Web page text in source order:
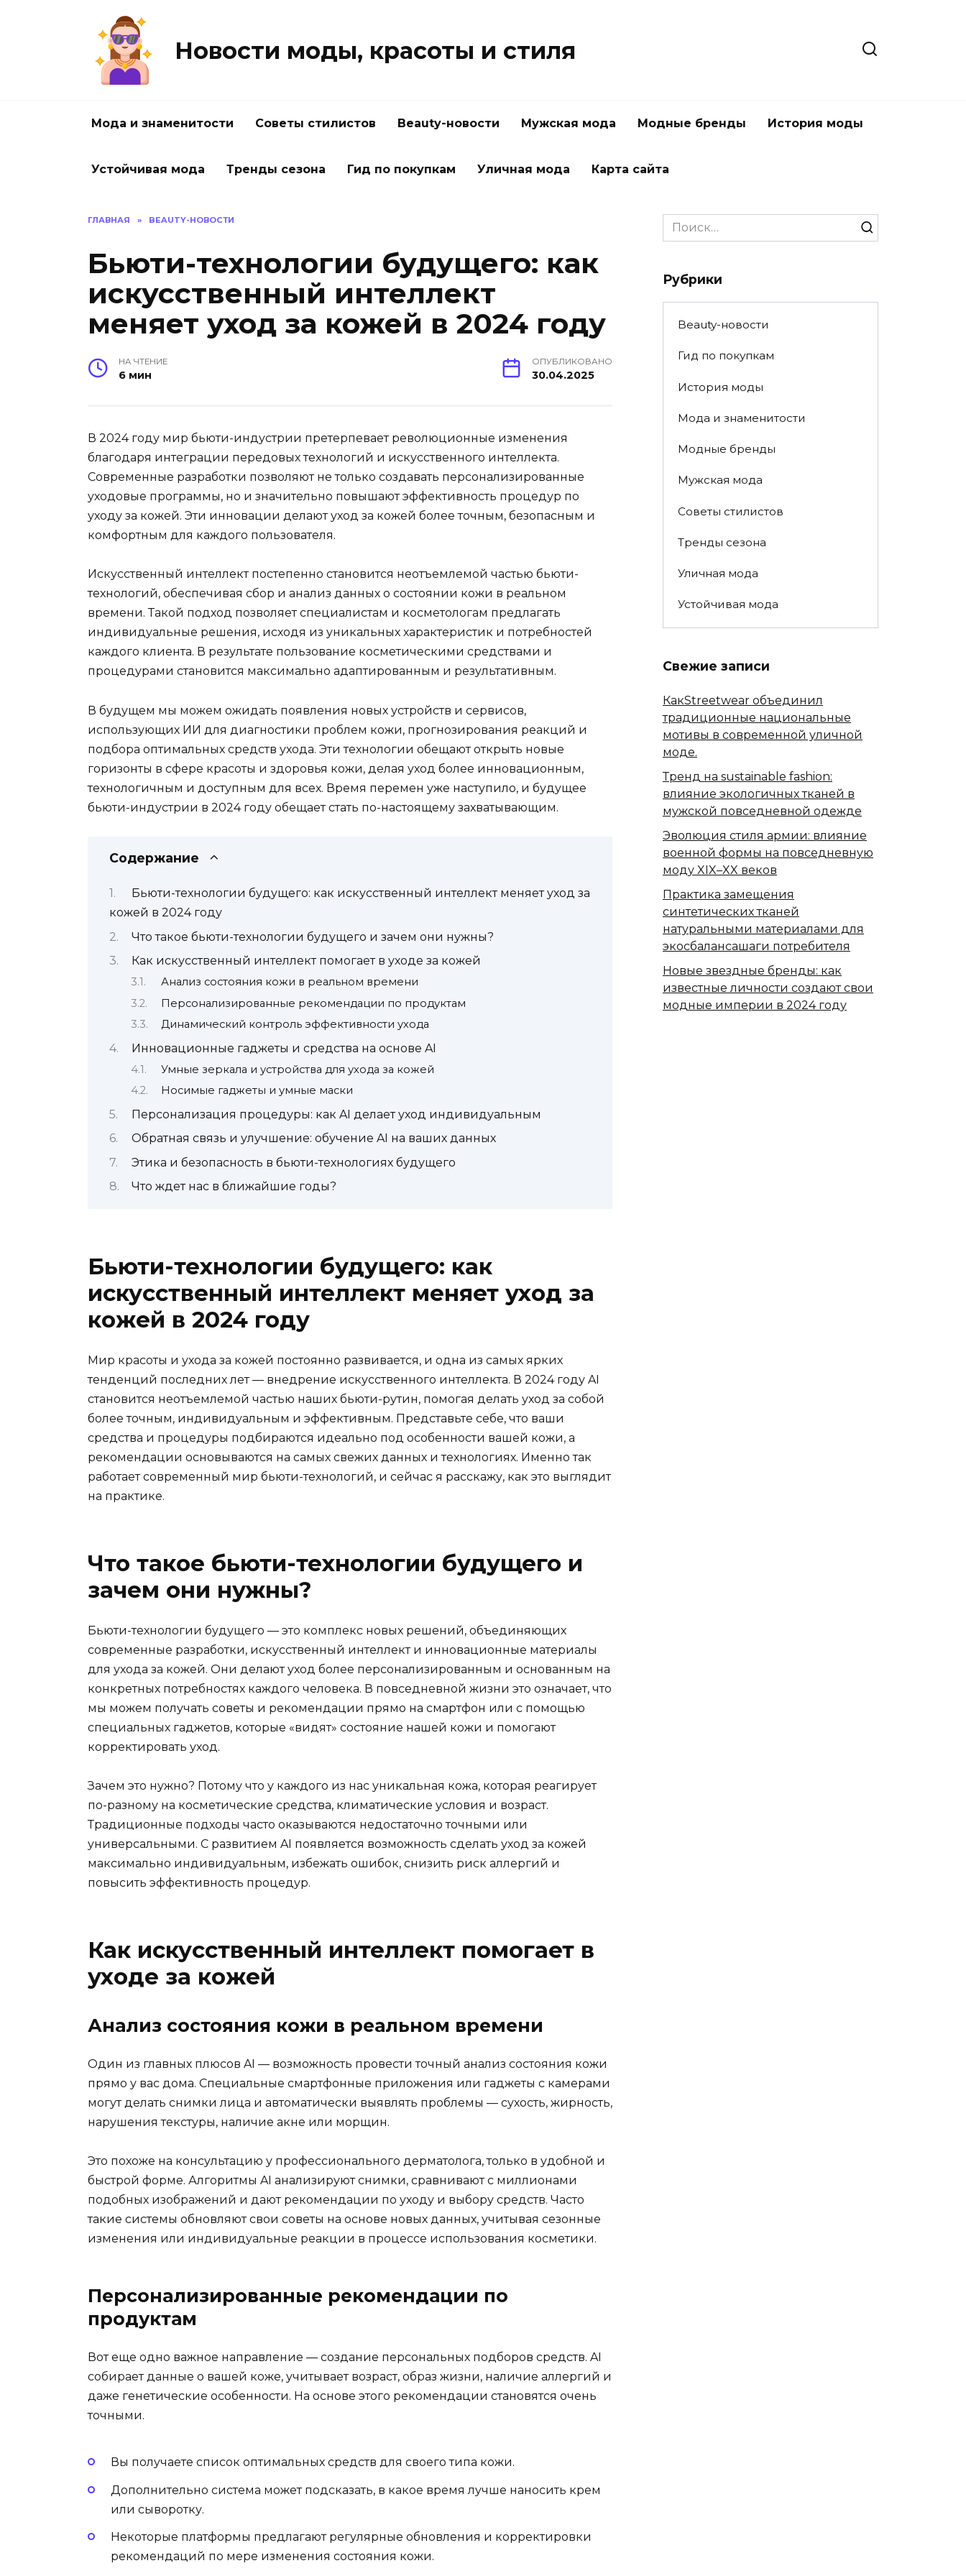
Новости моды, красоты и стиля
Мода и знаменитости Советы стилистов Beauty-новости Мужская мода Модные бренды История моды
Устойчивая мода Тренды сезона Гид по покупкам Уличная мода Карта сайта
ГЛАВНАЯ » BEAUTY-НОВОСТИ
Бьюти-технологии будущего: как
искусственный интеллект
меняет уход за кожей в 2024 году
НА ЧТЕНИЕ
6 мин
ОПУБЛИКОВАНО
30.04.2025
В 2024 году мир бьюти-индустрии претерпевает революционные изменения
благодаря интеграции передовых технологий и искусственного интеллекта.
Современные разработки позволяют не только создавать персонализированные
уходовые программы, но и значительно повышают эффективность процедур по
уходу за кожей. Эти инновации делают уход за кожей более точным, безопасным и
комфортным для каждого пользователя.
Искусственный интеллект постепенно становится неотъемлемой частью бьюти-
технологий, обеспечивая сбор и анализ данных о состоянии кожи в реальном
времени. Такой подход позволяет специалистам и косметологам предлагать
индивидуальные решения, исходя из уникальных характеристик и потребностей
каждого клиента. В результате пользование косметическими средствами и
процедурами становится максимально адаптированным и результативным.
В будущем мы можем ожидать появления новых устройств и сервисов,
использующих ИИ для диагностики проблем кожи, прогнозирования реакций и
подбора оптимальных средств ухода. Эти технологии обещают открыть новые
горизонты в сфере красоты и здоровья кожи, делая уход более инновационным,
технологичным и доступным для всех. Время перемен уже наступило, и будущее
бьюти-индустрии в 2024 году обещает стать по-настоящему захватывающим.
Содержание
Бьюти-технологии будущего: как искусственный интеллект меняет уход за
кожей в 2024 году
Что такое бьюти-технологии будущего и зачем они нужны?
Как искусственный интеллект помогает в уходе за кожей
Анализ состояния кожи в реальном времени
Персонализированные рекомендации по продуктам
Динамический контроль эффективности ухода
Инновационные гаджеты и средства на основе AI
Умные зеркала и устройства для ухода за кожей
Носимые гаджеты и умные маски
Персонализация процедуры: как AI делает уход индивидуальным
Обратная связь и улучшение: обучение AI на ваших данных
Этика и безопасность в бьюти-технологиях будущего
Что ждет нас в ближайшие годы?
Бьюти-технологии будущего: как
искусственный интеллект меняет уход за
кожей в 2024 году
Мир красоты и ухода за кожей постоянно развивается, и одна из самых ярких
тенденций последних лет — внедрение искусственного интеллекта. В 2024 году AI
становится неотъемлемой частью наших бьюти-рутин, помогая делать уход за собой
более точным, индивидуальным и эффективным. Представьте себе, что ваши
средства и процедуры подбираются идеально под особенности вашей кожи, а
рекомендации основываются на самых свежих данных и технологиях. Именно так
работает современный мир бьюти-технологий, и сейчас я расскажу, как это выглядит
на практике.
Что такое бьюти-технологии будущего и
зачем они нужны?
Бьюти-технологии будущего — это комплекс новых решений, объединяющих
современные разработки, искусственный интеллект и инновационные материалы
для ухода за кожей. Они делают уход более персонализированным и основанным на
конкретных потребностях каждого человека. В повседневной жизни это означает, что
мы можем получать советы и рекомендации прямо на смартфон или с помощью
специальных гаджетов, которые «видят» состояние нашей кожи и помогают
корректировать уход.
Зачем это нужно? Потому что у каждого из нас уникальная кожа, которая реагирует
по-разному на косметические средства, климатические условия и возраст.
Традиционные подходы часто оказываются недостаточно точными или
универсальными. С развитием AI появляется возможность сделать уход за кожей
максимально индивидуальным, избежать ошибок, снизить риск аллергий и
повысить эффективность процедур.
Как искусственный интеллект помогает в
уходе за кожей
Анализ состояния кожи в реальном времени
Один из главных плюсов AI — возможность провести точный анализ состояния кожи
прямо у вас дома. Специальные смартфонные приложения или гаджеты с камерами
могут делать снимки лица и автоматически выявлять проблемы — сухость, жирность,
нарушения текстуры, наличие акне или морщин.
Это похоже на консультацию у профессионального дерматолога, только в удобной и
быстрой форме. Алгоритмы AI анализируют снимки, сравнивают с миллионами
подобных изображений и дают рекомендации по уходу и выбору средств. Часто
такие системы обновляют свои советы на основе новых данных, учитывая сезонные
изменения или индивидуальные реакции в процессе использования косметики.
Персонализированные рекомендации по
продуктам
Вот еще одно важное направление — создание персональных подборов средств. AI
собирает данные о вашей коже, учитывает возраст, образ жизни, наличие аллергий и
даже генетические особенности. На основе этого рекомендации становятся очень
точными.
Вы получаете список оптимальных средств для своего типа кожи.
Дополнительно система может подсказать, в какое время лучше наносить крем
или сыворотку.
Некоторые платформы предлагают регулярные обновления и корректировки
рекомендаций по мере изменения состояния кожи.
Search
for:
Рубрики
Beauty-новости
Гид по покупкам
История моды
Мода и знаменитости
Модные бренды
Мужская мода
Советы стилистов
Тренды сезона
Уличная мода
Устойчивая мода
Свежие записи
КакStreetwear объединил
традиционные национальные
мотивы в современной уличной
моде.
Тренд на sustainable fashion:
влияние экологичных тканей в
мужской повседневной одежде
Эволюция стиля армии: влияние
военной формы на повседневную
моду XIX–XX веков
Практика замещения
синтетических тканей
натуральными материалами для
экосбалансашаги потребителя
Новые звездные бренды: как
известные личности создают свои
модные империи в 2024 году